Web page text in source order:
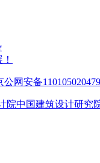
公网安备
院中国建筑设计研究